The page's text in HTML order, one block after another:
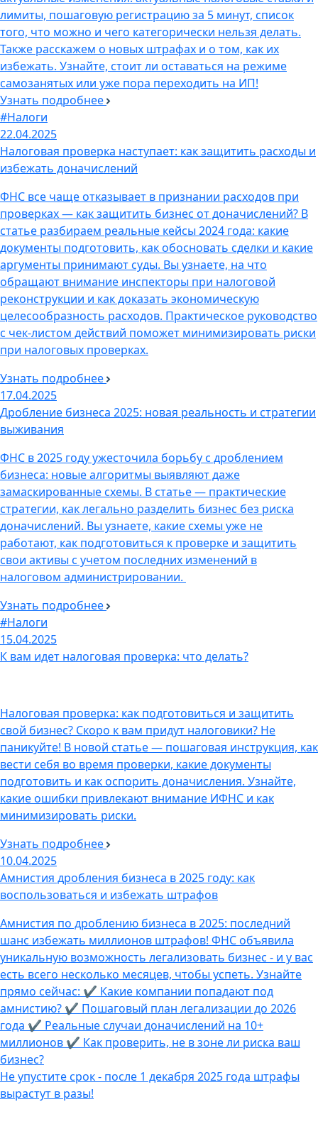
лимиты, пошаговую регистрацию за 5 минут, список
того, что можно и чего категорически нельзя делать.
Также расскажем о новых штрафах и о том, как их
избежать. Узнайте, стоит ли оставаться на режиме
самозанятых или уже пора переходить на ИП!
Узнать подробнее
#Налоги
22.04.2025
Налоговая проверка наступает: как защитить расходы и
избежать доначислений
ФНС все чаще отказывает в признании расходов при
проверках — как защитить бизнес от доначислений? В
статье разбираем реальные кейсы 2024 года: какие
документы подготовить, как обосновать сделки и какие
аргументы принимают суды. Вы узнаете, на что
обращают внимание инспекторы при налоговой
реконструкции и как доказать экономическую
целесообразность расходов. Практическое руководство
с чек-листом действий поможет минимизировать риски
при налоговых проверках.
Узнать подробнее
17.04.2025
Дробление бизнеса 2025: новая реальность и стратегии
выживания
ФНС в 2025 году ужесточила борьбу с дроблением
бизнеса: новые алгоритмы выявляют даже
замаскированные схемы. В статье — практические
стратегии, как легально разделить бизнес без риска
доначислений. Вы узнаете, какие схемы уже не
работают, как подготовиться к проверке и защитить
свои активы с учетом последних изменений в
налоговом администрировании.
Узнать подробнее
#Налоги
15.04.2025
К вам идет налоговая проверка: что делать?
Налоговая проверка: как подготовиться и защитить
свой бизнес? Скоро к вам придут налоговики? Не
паникуйте! В новой статье — пошаговая инструкция, как
вести себя во время проверки, какие документы
подготовить и как оспорить доначисления. Узнайте,
какие ошибки привлекают внимание ИФНС и как
минимизировать риски.
Узнать подробнее
10.04.2025
Амнистия дробления бизнеса в 2025 году: как
воспользоваться и избежать штрафов
Амнистия по дроблению бизнеса в 2025: последний
шанс избежать миллионов штрафов! ФНС объявила
уникальную возможность легализовать бизнес - и у вас
есть всего несколько месяцев, чтобы успеть. Узнайте
прямо сейчас: ✔ Какие компании попадают под
амнистию? ✔ Пошаговый план легализации до 2026
года ✔ Реальные случаи доначислений на 10+
миллионов ✔ Как проверить, не в зоне ли риска ваш
бизнес?
Не упустите срок - после 1 декабря 2025 года штрафы
вырастут в разы!